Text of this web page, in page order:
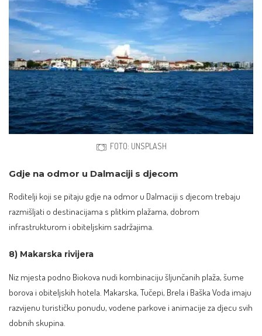
FOTO: UNSPLASH
Gdje na odmor u Dalmaciji s djecom
Roditelji koji se pitaju gdje na odmor u Dalmaciji s djecom trebaju
razmišljati o destinacijama s plitkim plažama, dobrom
infrastrukturom i obiteljskim sadržajima.
8) Makarska rivijera
Niz mjesta podno Biokova nudi kombinaciju šljunčanih plaža, šume
borova i obiteljskih hotela. Makarska, Tučepi, Brela i Baška Voda imaju
razvijenu turističku ponudu, vodene parkove i animacije za djecu svih
dobnih skupina.